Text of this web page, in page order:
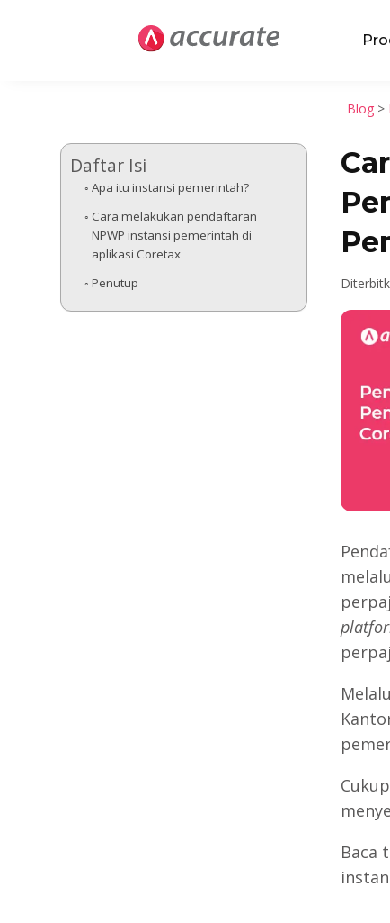
Blog >
Daftar Isi
Apa itu instansi pemerintah?
Cara melakukan pendaftaran
NPWP instansi pemerintah di
aplikasi Coretax
Penutup
Baca